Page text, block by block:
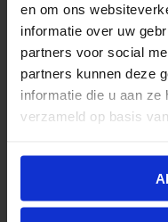
en om ons
informatie over uw
partners voor social
partners kunnen deze
informatie die u aan
verzameld op basis
Het Shajarat
momenteel
staat symbool
voor kwetsbare
families. Dit
littekens te
stellen een